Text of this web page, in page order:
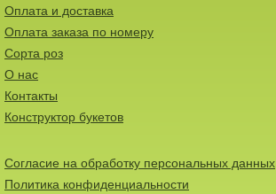
Оплата и доставка
Оплата заказа по номеру
Сорта роз
О нас
Контакты
Конструктор букетов
Согласие на обработку персональных данных
Политика конфиденциальности